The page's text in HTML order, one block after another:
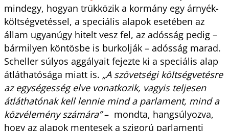
mindegy, hogyan trükközik a kormány egy árnyék-
költségvetéssel, a speciális alapok esetében az
állam ugyanúgy hitelt vesz fel, az adósság pedig –
bármilyen köntösbe is burkolják – adósság marad.
Scheller súlyos aggályait fejezte ki a speciális alap
átláthatósága miatt is. „A szövetségi költségvetésre
az egységesség elve vonatkozik, vagyis teljesen
átláthatónak kell lennie mind a parlament, mind a
közvélemény számára”– mondta, hangsúlyozva,
hogy az alapok mentesek a szigorú parlamenti